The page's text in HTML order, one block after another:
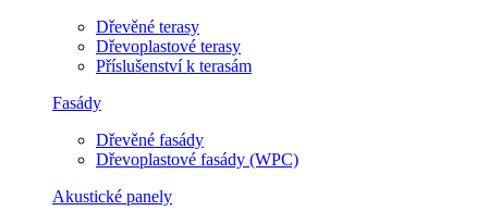
Dřevěné terasy
Dřevoplastové terasy
Příslušenství k terasám
Fasády
Dřevěné fasády
Dřevoplastové fasády (WPC)
Akustické panely